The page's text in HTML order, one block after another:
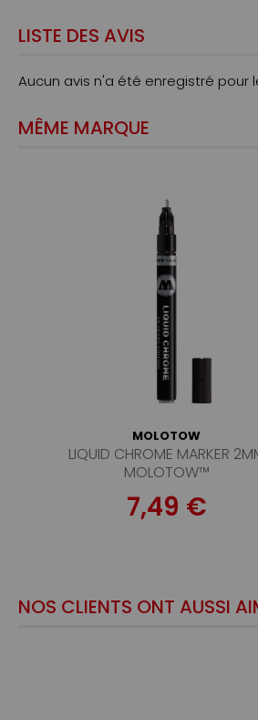
LISTE DES AVIS
Aucun avis n'a été enregistré pour
MÊME MARQUE
MOLOTOW
LIQUID CHROME MARKER
MOLOTOW™
7,49 €
NOS CLIENTS ONT AUSSI